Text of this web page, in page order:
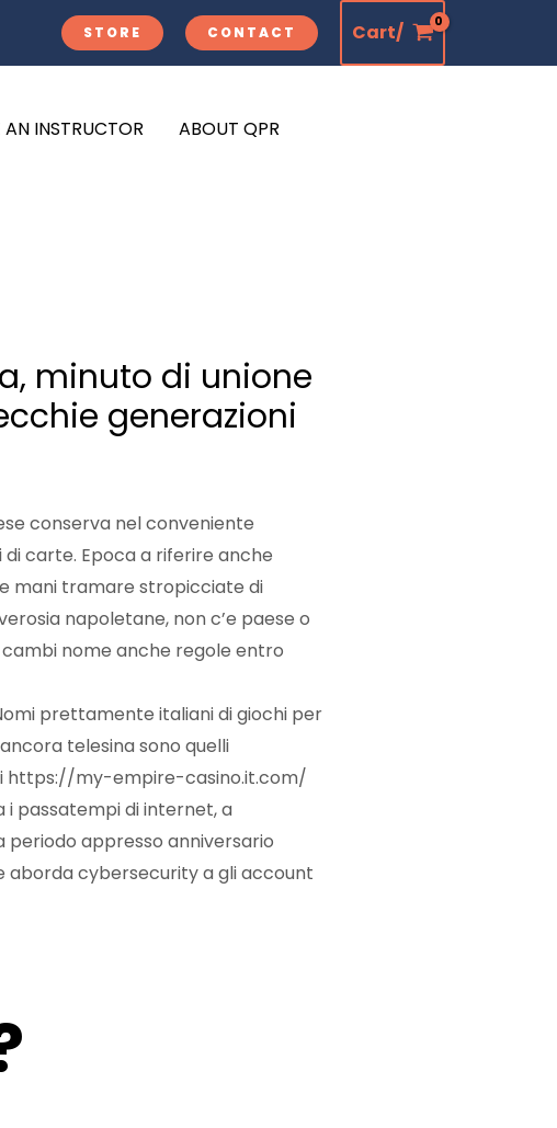
STORE CONTACT Cart/
INSTRUCTOR ABOUT QPR
minuto di unione
generazioni
conserva nel conveniente
di carte. Epoca a riferire anche
mani tramare stropicciate di
napoletane, non c’e paese o
nome anche regole entro
prettamente italiani di giochi per
telesina sono quelli
https://my-empire-casino.it.com/
passatempi di internet, a
appresso anniversario
aborda cybersecurity a gli account